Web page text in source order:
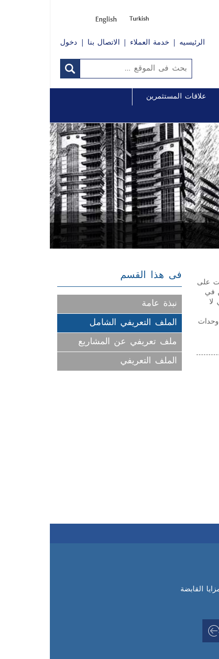
الرئيسيه خدمة العملاء الاتصال بنا دخول
علاقات المستثمرين
فى هذا القسم
نبذة عامة
الملف التعريفي الشامل
ملف تعريفي عن المشاريع
الملف التعريفي
على
في
لا
وحدات
القابضة